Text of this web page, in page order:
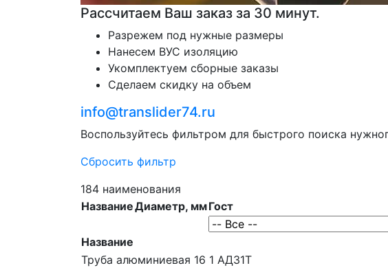
Рассчитаем Ваш заказ за 30 минут.
Разрежем под нужные размеры
Нанесем ВУС изоляцию
Укомплектуем сборные заказы
Сделаем скидку на объем
info@translider74.ru
Воспользуйтесь фильтром для быстрого поиска
Сбросить фильтр
184 наименования
НазваниеДиаметр, ммГост
Название
Труба алюминиевая 16 1 АД31Т